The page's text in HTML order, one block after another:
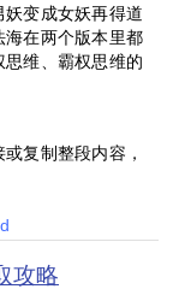
变成女妖再得道
在两个版本里都
维、霸权思维的
复制整段内容，
攻略